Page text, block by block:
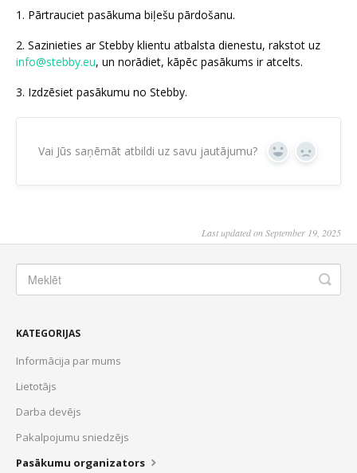
1. Pārtrauciet pasākuma biļešu pārdošanu.
2. Sazinieties ar Stebby klientu atbalsta dienestu, rakstot uz
info@stebby.eu, un norādiet, kāpēc pasākums ir atcelts.
3. Izdzēsiet pasākumu no Stebby.
Vai Jūs saņēmāt atbildi uz savu jautājumu? Yes No
Last updated on September 19, 2025
KATEGORIJAS
Informācija par mums
Lietotājs
Darba devējs
Pakalpojumu sniedzējs
Pasākumu organizators